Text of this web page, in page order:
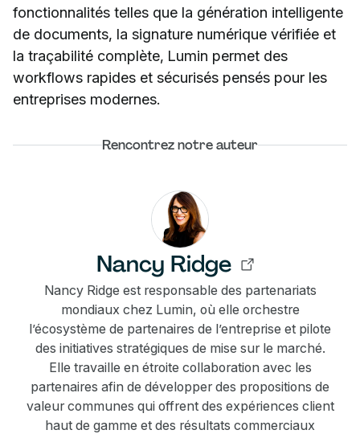
fonctionnalités telles que la génération intelligente
de documents, la signature numérique vérifiée et
la traçabilité complète, Lumin permet des
workflows rapides et sécurisés pensés pour les
entreprises modernes.
Rencontrez notre auteur
Nancy Ridge
Nancy Ridge est responsable des partenariats
mondiaux chez Lumin, où elle orchestre
l’écosystème de partenaires de l’entreprise et pilote
des initiatives stratégiques de mise sur le marché.
Elle travaille en étroite collaboration avec les
partenaires afin de développer des propositions de
valeur communes qui offrent des expériences client
haut de gamme et des résultats commerciaux